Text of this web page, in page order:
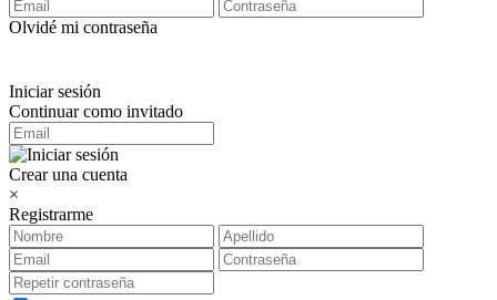
Olvidé mi contraseña
Iniciar sesión
Continuar como invitado
Crear una cuenta
×
Registrarme